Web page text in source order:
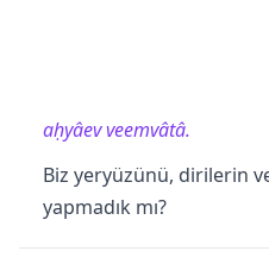
aḥyâev veemvâtâ.
Biz yeryüzünü, dirilerin
yapmadık mı?